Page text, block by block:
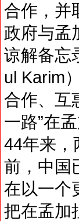
合作，并
政府与孟
谅解备忘
ul Karim
合作、互
一路”在
44年来，
前，中国
在以一个
把在孟加